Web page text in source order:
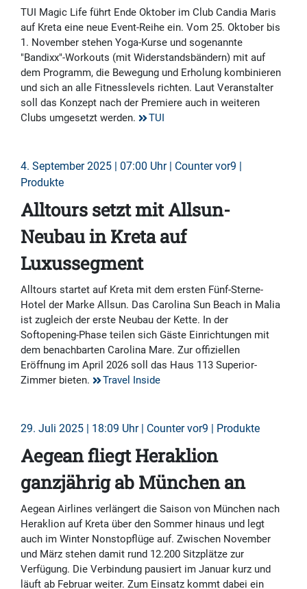
TUI Magic Life führt Ende Oktober im Club Candia Maris
auf Kreta eine neue Event-Reihe ein. Vom 25. Oktober bis
1. November stehen Yoga-Kurse und sogenannte
"Bandixx"-Workouts (mit Widerstandsbändern) mit auf
dem Programm, die Bewegung und Erholung kombinieren
und sich an alle Fitnesslevels richten. Laut Veranstalter
soll das Konzept nach der Premiere auch in weiteren
Clubs umgesetzt werden.
TUI
4. September 2025 | 07:00 Uhr | Counter vor9 |
Produkte
Alltours setzt mit Allsun-
Neubau in Kreta auf
Luxussegment
Alltours startet auf Kreta mit dem ersten Fünf-Sterne-
Hotel der Marke Allsun. Das Carolina Sun Beach in Malia
ist zugleich der erste Neubau der Kette. In der
Softopening-Phase teilen sich Gäste Einrichtungen mit
dem benachbarten Carolina Mare. Zur offiziellen
Eröffnung im April 2026 soll das Haus 113 Superior-
Zimmer bieten.
Travel Inside
29. Juli 2025 | 18:09 Uhr | Counter vor9 | Produkte
Aegean fliegt Heraklion
ganzjährig ab München an
Aegean Airlines verlängert die Saison von München nach
Heraklion auf Kreta über den Sommer hinaus und legt
auch im Winter Nonstopflüge auf. Zwischen November
und März stehen damit rund 12.200 Sitzplätze zur
Verfügung. Die Verbindung pausiert im Januar kurz und
läuft ab Februar weiter. Zum Einsatz kommt dabei ein